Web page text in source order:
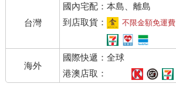
台灣
國內宅配：本島、離島
到店取貨：
不限金額免運費
海外
國際快遞：全球
港澳店取：